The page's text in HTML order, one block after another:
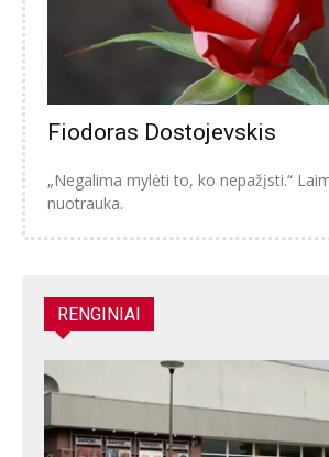
Fiodoras Dostojevskis
„Negalima mylėti to, ko nepažįsti.“
nuotrauka.
RENGINIAI